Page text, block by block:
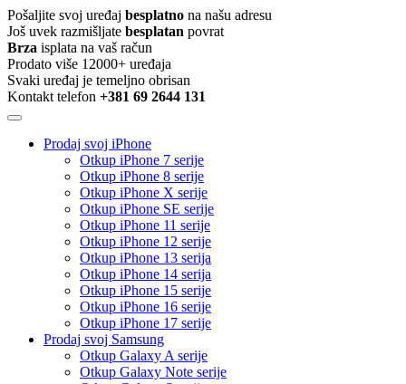
Pošaljite svoj uređaj besplatno na našu adresu
Još uvek razmišljate besplatan povrat
Brza isplata na vaš račun
Prodato više 12000+ uređaja
Svaki uređaj je temeljno obrisan
Kontakt telefon +381 69 2644 131
Prodaj svoj iPhone
Otkup iPhone 7 serije
Otkup iPhone 8 serije
Otkup iPhone X serije
Otkup iPhone SE serije
Otkup iPhone 11 serije
Otkup iPhone 12 serije
Otkup iPhone 13 serija
Otkup iPhone 14 serija
Otkup iPhone 15 serije
Otkup iPhone 16 serije
Otkup iPhone 17 serije
Prodaj svoj Samsung
Otkup Galaxy A serije
Otkup Galaxy Note serije